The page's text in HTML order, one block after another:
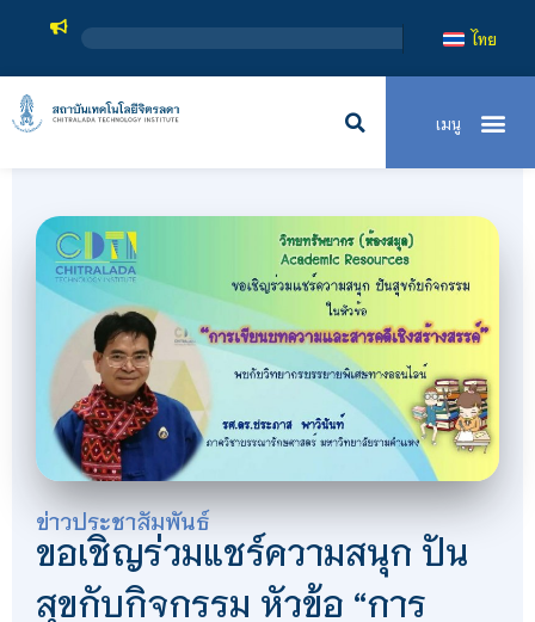
สถาบันเทคโ
ไทย
ข่าวประชาสัมพันธ์
ขอเชิญร่วมแชร์ความสนุก ปัน
สุขกับกิจกรรม หัวข้อ “การ